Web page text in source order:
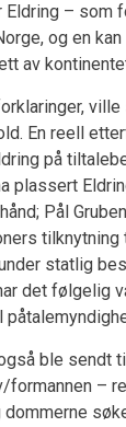
Eldring – som
og en
av
En reell
på
plassert
Pål
statlig
det følgelig
ble sendt
formannen –
dommerne